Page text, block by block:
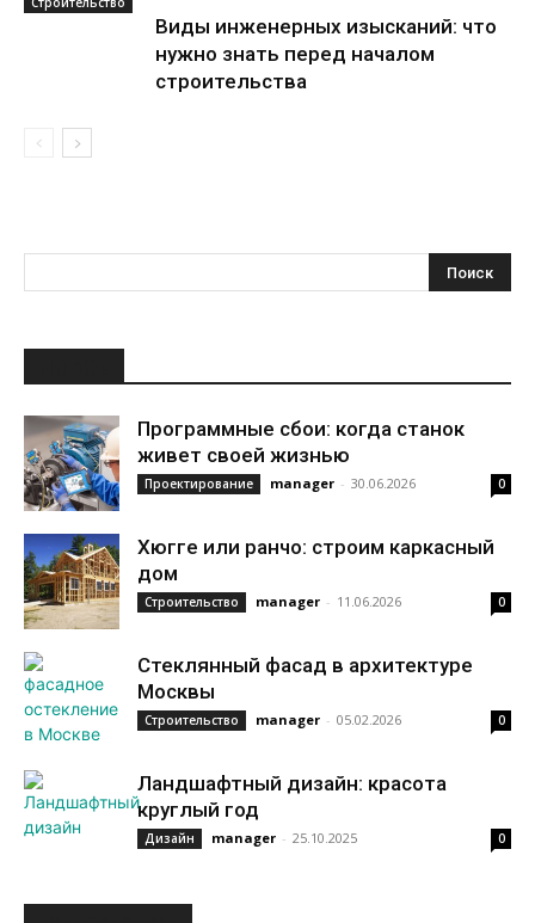
Виды инженерных изысканий: что
нужно знать перед началом
строительства
Программные сбои: когда станок
живет своей жизнью
Проектирование manager - 30.06.2026 0
Хюгге или ранчо: строим каркасный
дом
Строительство manager - 11.06.2026 0
Стеклянный фасад в архитектуре
Москвы
Строительство manager - 05.02.2026 0
Ландшафтный дизайн: красота
круглый год
Дизайн manager - 25.10.2025 0